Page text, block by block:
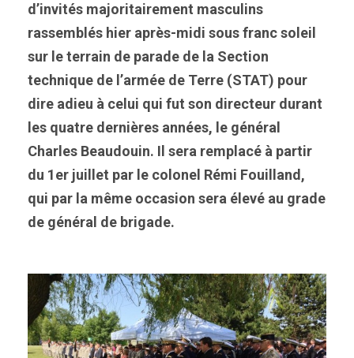
d’invités majoritairement masculins
rassemblés hier après-midi sous franc soleil
sur le terrain de parade de la Section
technique de l’armée de Terre (STAT) pour
dire adieu à celui qui fut son directeur durant
les quatre dernières années, le général
Charles Beaudouin. Il sera remplacé à partir
du 1er juillet par le colonel Rémi Fouilland,
qui par la même occasion sera élevé au grade
de général de brigade.